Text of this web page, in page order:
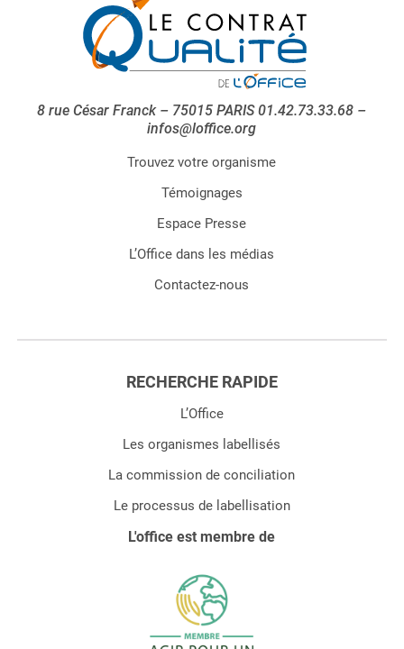
8 rue César Franck – 75015 PARIS 01.42.73.33.68 –
infos@loffice.org
Trouvez votre organisme
Témoignages
Espace Presse
L’Office dans les médias
Contactez-nous
RECHERCHE RAPIDE
L’Office
Les organismes labellisés
La commission de conciliation
Le processus de labellisation
L'office est membre de